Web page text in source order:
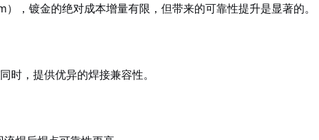
，镀金的绝对成本增量有限，但带来的可靠性提升是显著的。
时，提供优异的焊接兼容性。